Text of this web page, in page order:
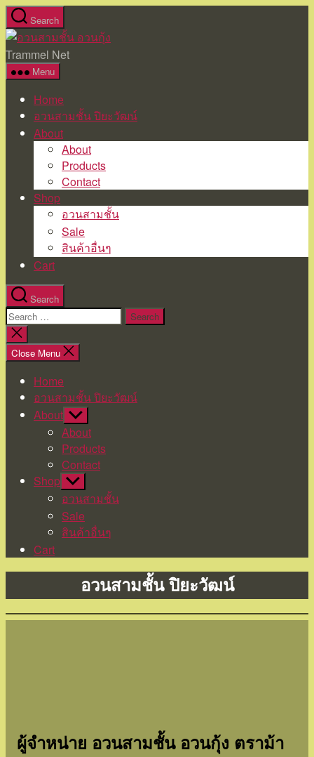
Skip
to
the
content
Search
Trammel Net
Menu
Home
อวนสามชั้น ปิยะวัฒน์
About
About
Products
Contact
Shop
อวนสามชั้น
Sale
สินค้าอื่นๆ
Cart
Search
Search
for:
Close
search
Close Menu
Home
อวนสามชั้น ปิยะวัฒน์
About Show
sub
menu
About
Products
Contact
Shop Show
sub
menu
อวนสามชั้น
Sale
สินค้าอื่นๆ
Cart
Categories
อวนสามชั้น ปิยะวัฒน์
ผู้จำหน่าย อวนสามชั้น อวนกุ้ง ตราม้า